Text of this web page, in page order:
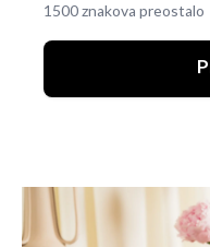
1500 znakova preostalo